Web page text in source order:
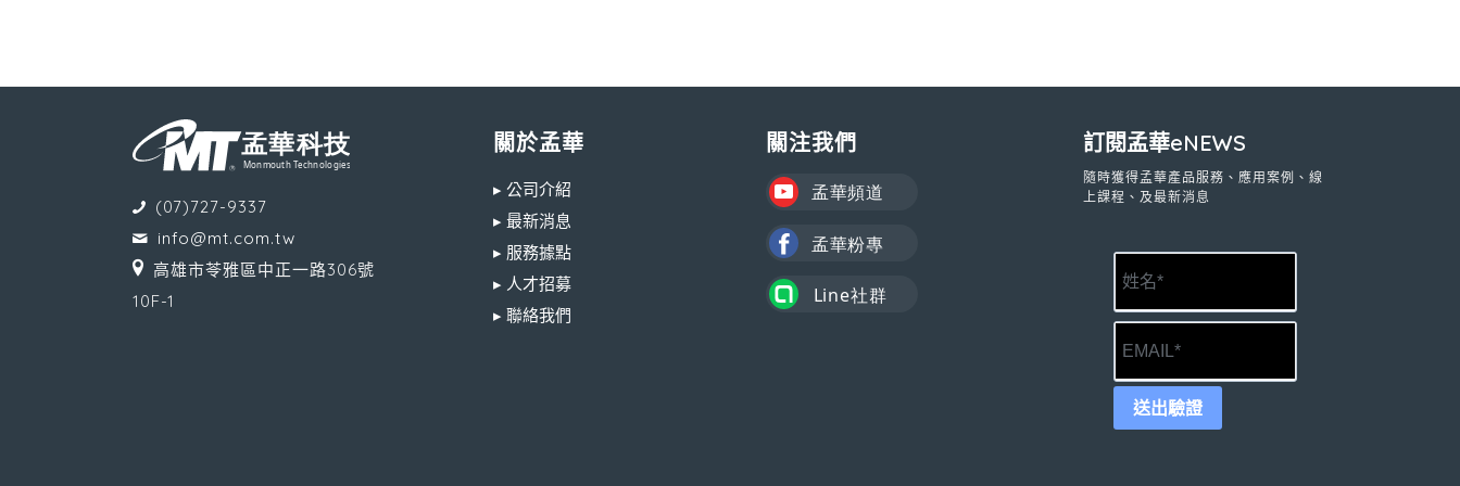
(07)727-9337
info@mt.com.tw
高雄市苓雅區中正一路306號
10F-1
關於孟華
▸ 公司介紹
▸ 最新消息
▸ 服務據點
▸ 人才招募
▸ 聯絡我們
關注我們 訂閱孟華eNEWS
隨時獲得孟華產品服務、應用案例、線
上課程、及最新消息
送出驗證